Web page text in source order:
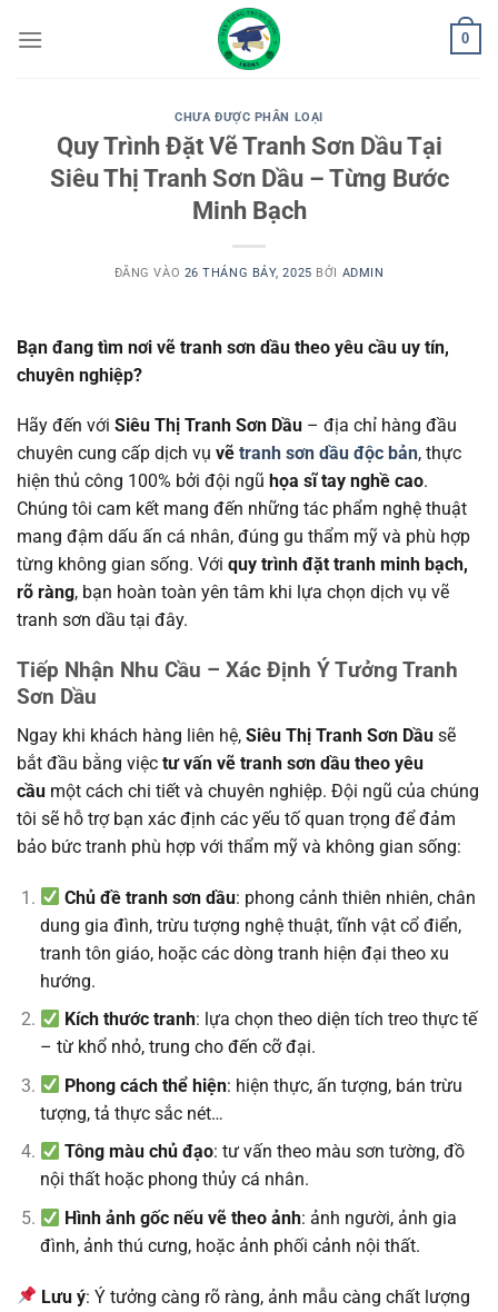
qua
0
CHƯA ĐƯỢC PHÂN LOẠI
Quy Trình Đặt Vẽ Tranh Sơn Dầu Tại
Siêu Thị Tranh Sơn Dầu – Từng Bước
Minh Bạch
ĐĂNG VÀO 26 THÁNG BẢY, 2025 BỞI ADMIN
Bạn đang tìm nơi vẽ tranh sơn dầu theo yêu cầu uy tín,
chuyên nghiệp?
Hãy đến với Siêu Thị Tranh Sơn Dầu – địa chỉ hàng đầu
chuyên cung cấp dịch vụ vẽ tranh sơn dầu độc bản, thực
hiện thủ công 100% bởi đội ngũ họa sĩ tay nghề cao.
Chúng tôi cam kết mang đến những tác phẩm nghệ thuật
mang đậm dấu ấn cá nhân, đúng gu thẩm mỹ và phù hợp
từng không gian sống. Với quy trình đặt tranh minh bạch,
rõ ràng, bạn hoàn toàn yên tâm khi lựa chọn dịch vụ vẽ
tranh sơn dầu tại đây.
Tiếp Nhận Nhu Cầu – Xác Định Ý Tưởng Tranh
Sơn Dầu
Ngay khi khách hàng liên hệ, Siêu Thị Tranh Sơn Dầu sẽ
bắt đầu bằng việc tư vấn vẽ tranh sơn dầu theo yêu
cầu một cách chi tiết và chuyên nghiệp. Đội ngũ của chúng
tôi sẽ hỗ trợ bạn xác định các yếu tố quan trọng để đảm
bảo bức tranh phù hợp với thẩm mỹ và không gian sống:
Chủ đề tranh sơn dầu: phong cảnh thiên nhiên, chân
dung gia đình, trừu tượng nghệ thuật, tĩnh vật cổ điển,
tranh tôn giáo, hoặc các dòng tranh hiện đại theo xu
hướng.
Kích thước tranh: lựa chọn theo diện tích treo thực tế
– từ khổ nhỏ, trung cho đến cỡ đại.
Phong cách thể hiện: hiện thực, ấn tượng, bán trừu
tượng, tả thực sắc nét…
Tông màu chủ đạo: tư vấn theo màu sơn tường, đồ
nội thất hoặc phong thủy cá nhân.
Hình ảnh gốc nếu vẽ theo ảnh: ảnh người, ảnh gia
đình, ảnh thú cưng, hoặc ảnh phối cảnh nội thất.
Lưu ý: Ý tưởng càng rõ ràng, ảnh mẫu càng chất lượng